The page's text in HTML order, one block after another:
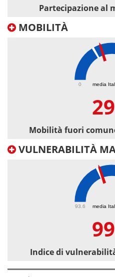
Partecipazione al
MOBILITÀ
media
0
Mobilità fuori
VULNERABILITÀ
media
93.6
Indice di